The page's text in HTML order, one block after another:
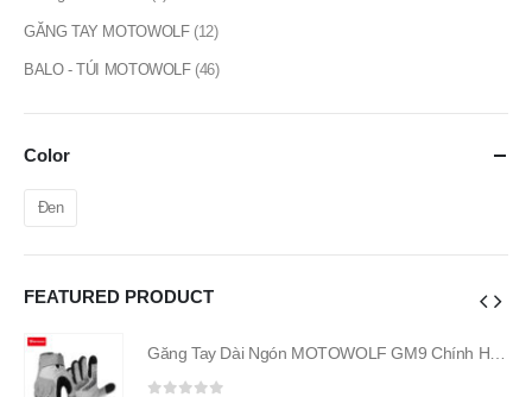
GĂNG TAY MOTOWOLF (12)
BALO - TÚI MOTOWOLF (46)
Color
Đen
FEATURED PRODUCT
Găng Tay Dài Ngón MOTOWOLF GM9 Chính Hãng